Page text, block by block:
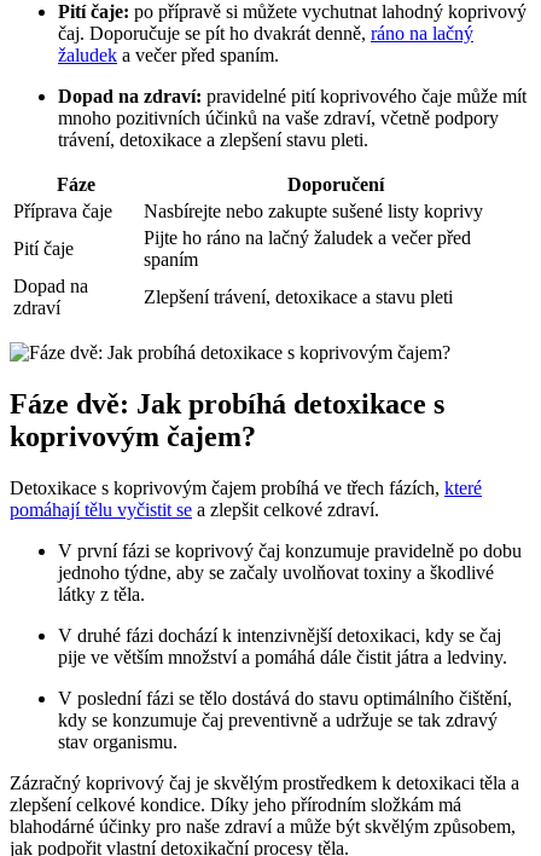
Pití čaje: po přípravě si můžete vychutnat lahodný koprivový
čaj. Doporučuje se pít ho dvakrát denně, ráno na lačný
žaludek a večer před spaním.
Dopad na zdraví: pravidelné pití koprivového čaje může mít
mnoho pozitivních účinků na vaše zdraví, včetně podpory
trávení, detoxikace a zlepšení stavu pleti.
Fáze
Doporučení
Příprava čaje
Nasbírejte nebo zakupte sušené listy koprivy
Pití čaje
Pijte ho ráno na lačný žaludek a večer před
spaním
Dopad na
zdraví
Zlepšení trávení, detoxikace a stavu pleti
Fáze dvě: Jak probíhá detoxikace s
koprivovým čajem?
Detoxikace s koprivovým čajem probíhá ve třech fázích, které
pomáhají tělu vyčistit se a zlepšit celkové zdraví.
V první fázi se koprivový čaj konzumuje pravidelně po dobu
jednoho týdne, aby se začaly uvolňovat toxiny a škodlivé
látky z těla.
V druhé fázi dochází k intenzivnější detoxikaci, kdy se čaj
pije ve větším množství a pomáhá dále čistit játra a ledviny.
V poslední fázi se tělo dostává do stavu optimálního čištění,
kdy se konzumuje čaj preventivně a udržuje se tak zdravý
stav organismu.
Zázračný koprivový čaj je skvělým prostředkem k detoxikaci těla a
zlepšení celkové kondice. Díky jeho přírodním složkám má
blahodárné účinky pro naše zdraví a může být skvělým způsobem,
jak podpořit vlastní detoxikační procesy těla.